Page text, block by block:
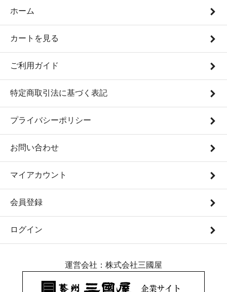
ホーム
カートを見る
ご利用ガイド
特定商取引法に基づく表記
プライバシーポリシー
お問い合わせ
マイアカウント
会員登録
ログイン
運営会社：株式会社三國屋